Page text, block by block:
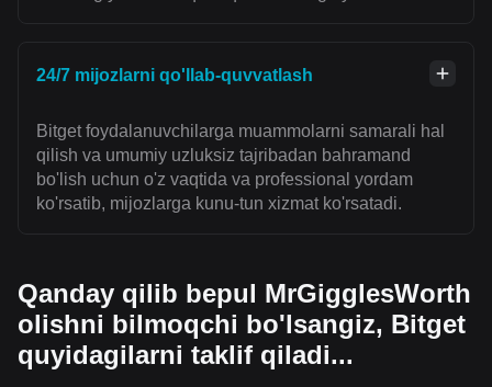
24/7 mijozlarni qo'llab-quvvatlash
Bitget foydalanuvchilarga muammolarni samarali hal
qilish va umumiy uzluksiz tajribadan bahramand
bo'lish uchun o'z vaqtida va professional yordam
ko'rsatib, mijozlarga kunu-tun xizmat ko'rsatadi.
Qanday qilib bepul MrGigglesWorth
olishni bilmoqchi bo'lsangiz, Bitget
quyidagilarni taklif qiladi...